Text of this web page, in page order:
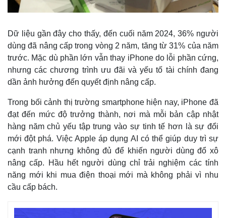
Thế giới
Quan sát
Cuộc sống đó đây
Multimedia
Video
Ảnh
Infographic
Dữ liệu gần đây cho thấy, đến cuối năm 2024, 36% người
dùng đã nâng cấp trong vòng 2 năm, tăng từ 31% của năm
trước. Mặc dù phần lớn vẫn thay iPhone do lỗi phần cứng,
nhưng các chương trình ưu đãi và yếu tố tài chính đang
dần ảnh hưởng đến quyết định nâng cấp.
Trong bối cảnh thị trường smartphone hiện nay, iPhone đã
đạt đến mức độ trưởng thành, nơi mà mỗi bản cập nhật
hàng năm chủ yếu tập trung vào sự tinh tế hơn là sự đổi
mới đột phá. Việc Apple áp dụng AI có thể giúp duy trì sự
cạnh tranh nhưng không đủ để khiến người dùng đổ xô
nâng cấp. Hầu hết người dùng chỉ trải nghiệm các tính
năng mới khi mua điện thoại mới mà không phải vì nhu
cầu cấp bách.